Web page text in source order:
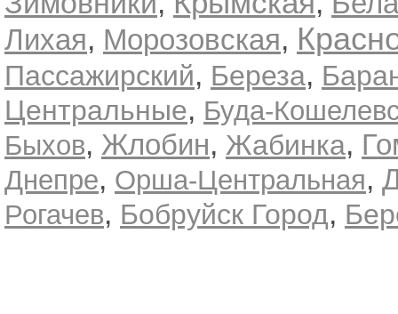
Лихая, Морозовская,
Пассажирский, Береза,
Центральные, Буда-
Быхов, Жлобин, Жабинка,
Днепре, Орша-Центральная,
Рогачев, Бобруйск Город,